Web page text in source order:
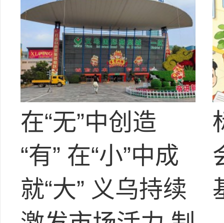
在“无”中创造
“有” 在“小”中成
就“大” 义乌持续